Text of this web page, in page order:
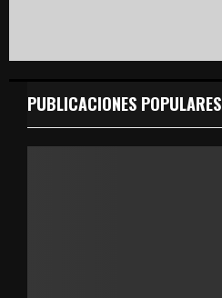
PUBLICACIONES POPULARES